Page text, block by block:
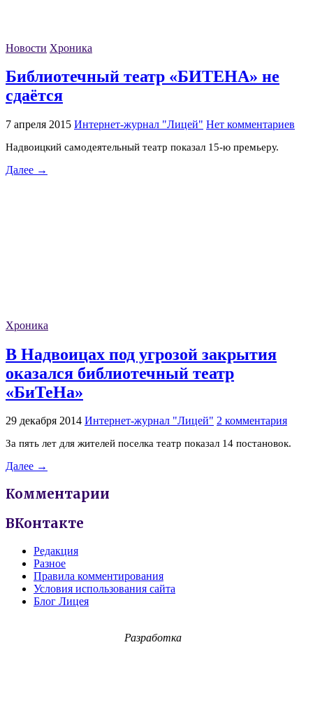
Новости Хроника
Библиотечный театр «БИТЕНА» не
сдаётся
7 апреля 2015 Интернет-журнал "Лицей" Нет комментариев
Надвоицкий самодеятельный театр показал 15-ю премьеру.
Далее →
Хроника
В Надвоицах под угрозой закрытия
оказался библиотечный театр
«БиТеНа»
29 декабря 2014 Интернет-журнал "Лицей" 2 комментария
За пять лет для жителей поселка театр показал 14 постановок.
Далее →
Комментарии
ВКонтакте
Редакция
Разное
Правила комментирования
Условия использования сайта
Блог Лицея
Разработка